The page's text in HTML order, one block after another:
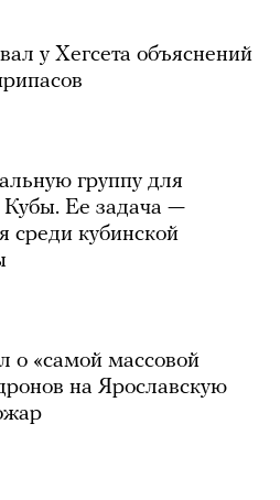
у Хегсета объяснений
группу для
Кубы. Ее задача —
среди кубинской
о «самой массовой
на Ярославскую